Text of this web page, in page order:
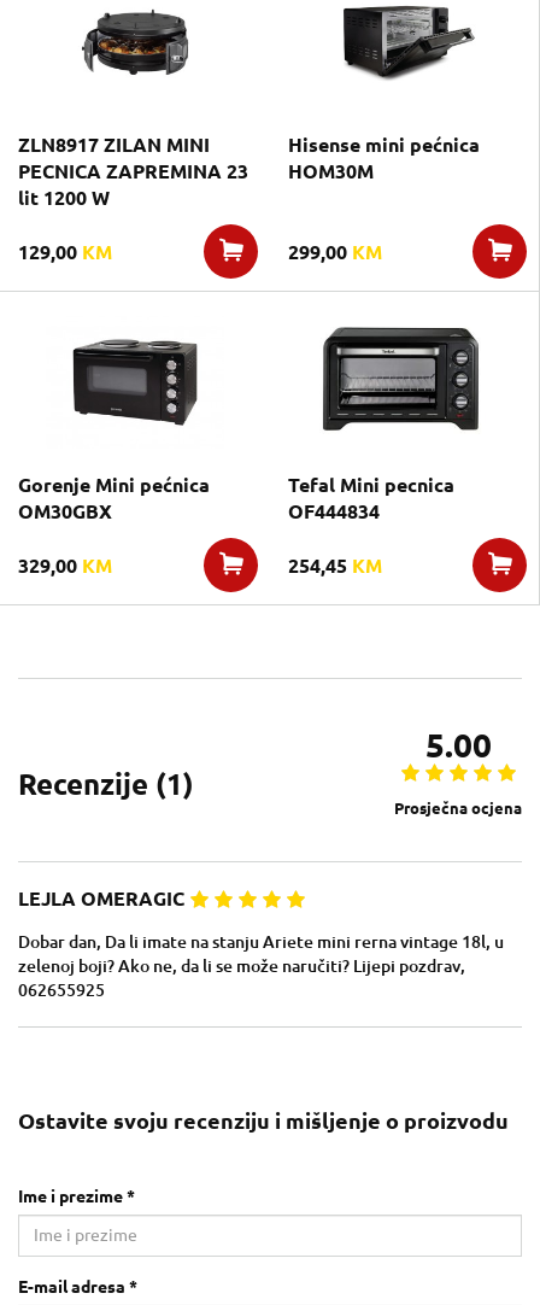
ZLN8917 ZILAN MINI
PECNICA ZAPREMINA 23
lit 1200 W
129,00 KM
Hisense mini pećnica
HOM30M
299,00 KM
Gorenje Mini pećnica
OM30GBX
329,00 KM
Tefal Mini pecnica
OF444834
254,45 KM
Recenzije (1)
5.00
Prosječna ocjena
LEJLA OMERAGIC
Dobar dan, Da li imate na stanju Ariete mini rerna vintage 18l, u
zelenoj boji? Ako ne, da li se može naručiti? Lijepi pozdrav,
062655925
Ostavite svoju recenziju i mišljenje o proizvodu
Ime i prezime *
E-mail adresa *